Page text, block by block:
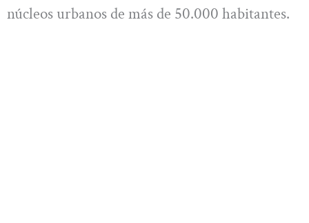
núcleos urbanos de más de 50.000 habitantes.